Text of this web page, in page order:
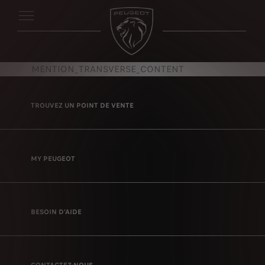
MENTION_TRANSVERSE_CONTENT
TROUVEZ UN POINT DE VENTE
MY PEUGEOT
BESOIN D'AIDE